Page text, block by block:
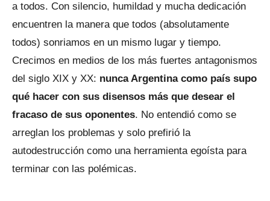
a todos. Con silencio, humildad y mucha dedicación
encuentren la manera que todos (absolutamente
todos) sonriamos en un mismo lugar y tiempo.
Crecimos en medios de los más fuertes antagonismos
del siglo XIX y XX: nunca Argentina como país supo
qué hacer con sus disensos más que desear el
fracaso de sus oponentes. No entendió como se
arreglan los problemas y solo prefirió la
autodestrucción como una herramienta egoísta para
terminar con las polémicas.